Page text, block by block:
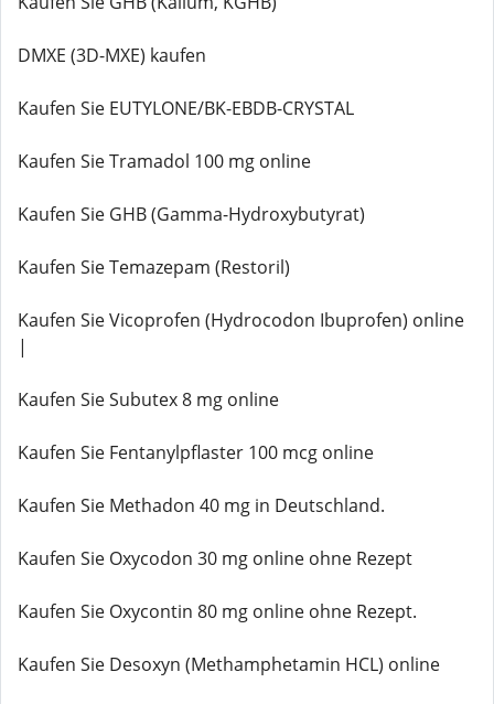
DMXE (3D-MXE) kaufen
Kaufen Sie EUTYLONE/BK-EBDB-CRYSTAL
Kaufen Sie Tramadol 100 mg online
Kaufen Sie GHB (Gamma-Hydroxybutyrat)
Kaufen Sie Temazepam (Restoril)
Kaufen Sie Vicoprofen (Hydrocodon Ibuprofen) online
|
Kaufen Sie Subutex 8 mg online
Kaufen Sie Fentanylpflaster 100 mcg online
Kaufen Sie Methadon 40 mg in Deutschland.
Kaufen Sie Oxycodon 30 mg online ohne Rezept
Kaufen Sie Oxycontin 80 mg online ohne Rezept.
Kaufen Sie Desoxyn (Methamphetamin HCL) online